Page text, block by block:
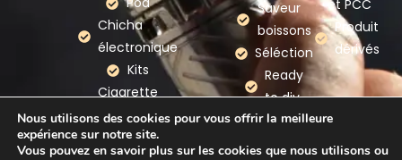
Chicha
électronique
Kits
Cigarette
electronique
Nos
Saveur
boissons
Séléction
Ready
to diy
et PCC
Produit
dérivés
Nous utilisons des cookies pour vous offrir la meilleure
expérience sur notre site.
Vous pouvez en savoir plus sur les cookies que nous utilisons ou